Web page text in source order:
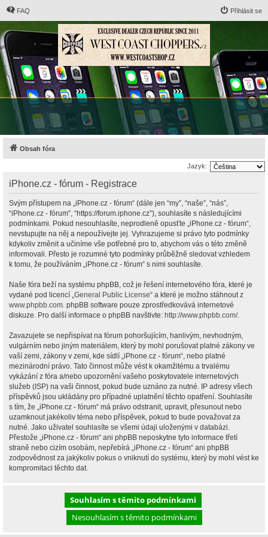
FAQ Přihlásit se
Obsah fóra
Jazyk:
iPhone.cz - fórum - Registrace
Svým přístupem na „iPhone.cz - fórum“ (dále jen “my”, “naše”, “nás”,
“iPhone.cz - fórum”, “https://forum.iphone.cz”), souhlasíte s následujícími
podmínkami. Pokud nesouhlasíte, neprodleně opusťte „iPhone.cz - fórum“,
nevstupujte na něj a nepoužívejte jej. Vyhrazujeme si právo tyto podmínky
kdykoliv změnit a učiníme vše potřebné pro to, abychom vás o této změně
informovali. Přesto je rozumné tyto podmínky průběžně sledovat vzhledem
k tomu, že používáním „iPhone.cz - fórum“ s nimi souhlasíte.
Naše fóra beží na systému phpBB, což je řešení internetového fóra, které je
vydané pod licencí „General Public License“ a které je možno stáhnout z
www.phpbb.com. phpBB software pouze zprostředkovává internetové
diskuze. Pro další informace o phpBB navštivte: http://www.phpbb.com/.
Zavazujete se nepřispívat na fórum pohoršujícím, hanlivým, nevhodným,
vulgárním nebo jiným materiálem, který by mohl porušovat platné zákony ve
vaší zemi, zákony v zemi, kde sídlí „iPhone.cz - fórum“, nebo platné
mezinárodní právo. Tato činnost může vést k okamžitému a trvalému
vykázání z fóra a/nebo upozornění vašeho poskytovatele internetových
služeb (ISP) na vaši činnost, pokud bude uznáno za nutné. IP adresy všech
příspěvků jsou ukládány pro případné uplatnění těchto opatření. Souhlasíte
s tím, že „iPhone.cz - fórum“ má právo odstranit, upravit, přesunout nebo
uzamknout jakékoliv téma nebo příspěvek, pokud to bude považovat za
nutné. Jako uživatel souhlasíte se všemi údaji uloženými v databázi.
Přestože „iPhone.cz - fórum“ ani phpBB neposkytne tyto informace třetí
straně nebo cizím osobám, nepřebírá „iPhone.cz - fórum“ ani phpBB
zodpovědnost za jakýkoliv pokus o vniknutí do systému, který by mohl vést ke
kompromitaci těchto dat.